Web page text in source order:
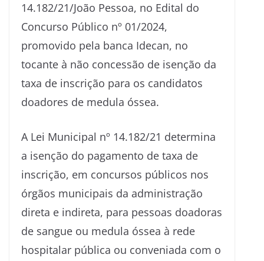
14.182/21/João Pessoa, no Edital do
Concurso Público nº 01/2024,
promovido pela banca Idecan, no
tocante à não concessão de isenção da
taxa de inscrição para os candidatos
doadores de medula óssea.
A Lei Municipal nº 14.182/21 determina
a isenção do pagamento de taxa de
inscrição, em concursos públicos nos
órgãos municipais da administração
direta e indireta, para pessoas doadoras
de sangue ou medula óssea à rede
hospitalar pública ou conveniada com o